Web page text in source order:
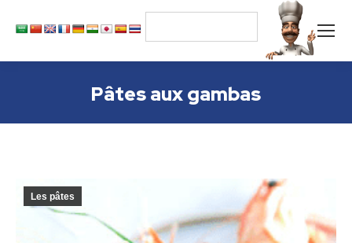
Pâtes aux gambas
Les pâtes